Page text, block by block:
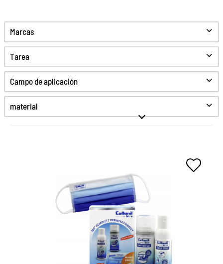
Marcas
Tarea
Limpiar
Proteccion
Desinfectar
Higiene
Campo de aplicación
material
Collonil Bleu conjunto
completo.
Los especialistas en higiene para un sentimiento